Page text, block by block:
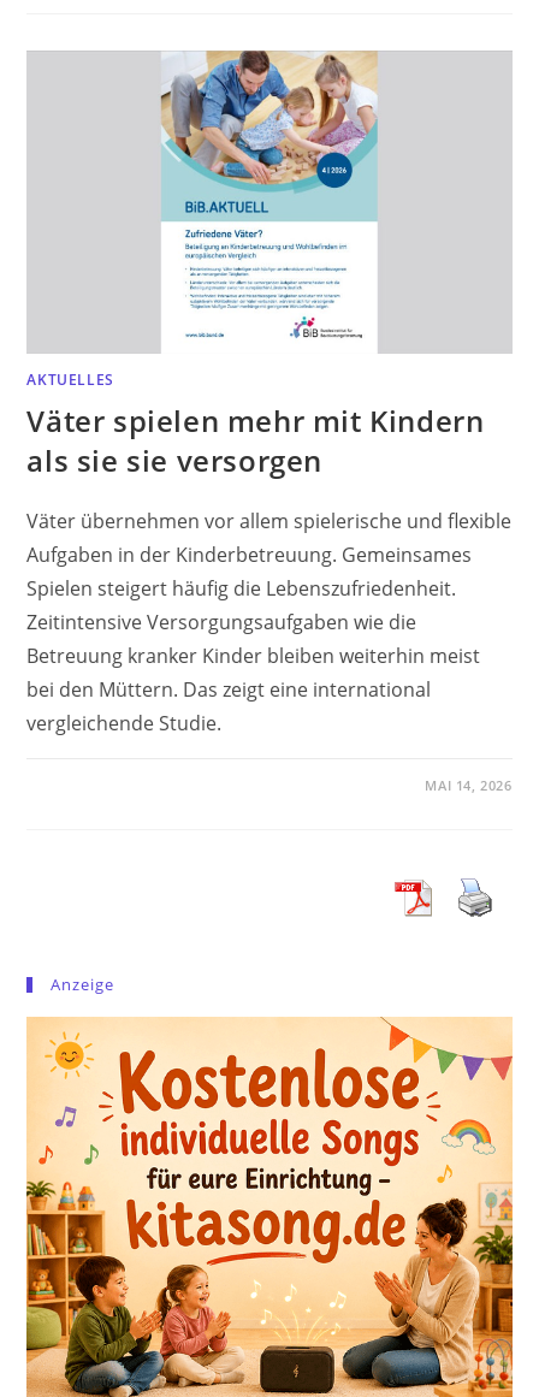
AKTUELLES
Väter spielen mehr mit Kindern
als sie sie versorgen
Väter übernehmen vor allem spielerische und flexible
Aufgaben in der Kinderbetreuung. Gemeinsames
Spielen steigert häufig die Lebenszufriedenheit.
Zeitintensive Versorgungsaufgaben wie die
Betreuung kranker Kinder bleiben weiterhin meist
bei den Müttern. Das zeigt eine international
vergleichende Studie.
MAI 14, 2026
Anzeige